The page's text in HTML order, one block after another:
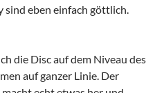
eben einfach göttlich.
die Disc auf dem Niveau des
auf ganzer Linie. Der